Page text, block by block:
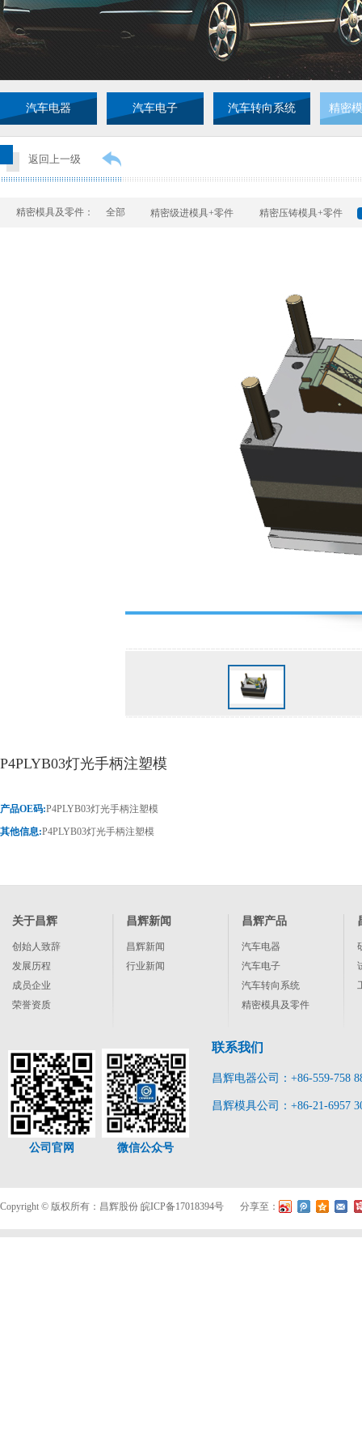
汽车电器 汽车电子 汽车转向系统 精密
返回上一级
精密模具及零件： 全部 精密级进模具+零件 精密压铸模具+零件
P4PLYB03灯光手柄注塑模
产品OE码:P4PLYB03灯光手柄注塑模
其他信息:P4PLYB03灯光手柄注塑模
关于昌辉
创始人致辞
发展历程
成员企业
荣誉资质
昌辉新闻
昌辉新闻
行业新闻
昌辉产品
汽车电器
汽车电子
汽车转向系统
精密模具及零件
公司官网 微信公众号
联系我们
昌辉电器公司：+86-559-758
昌辉模具公司：+86-21-6957
Copyright © 版权所有：昌辉股份 皖ICP备17018394号 分享至：